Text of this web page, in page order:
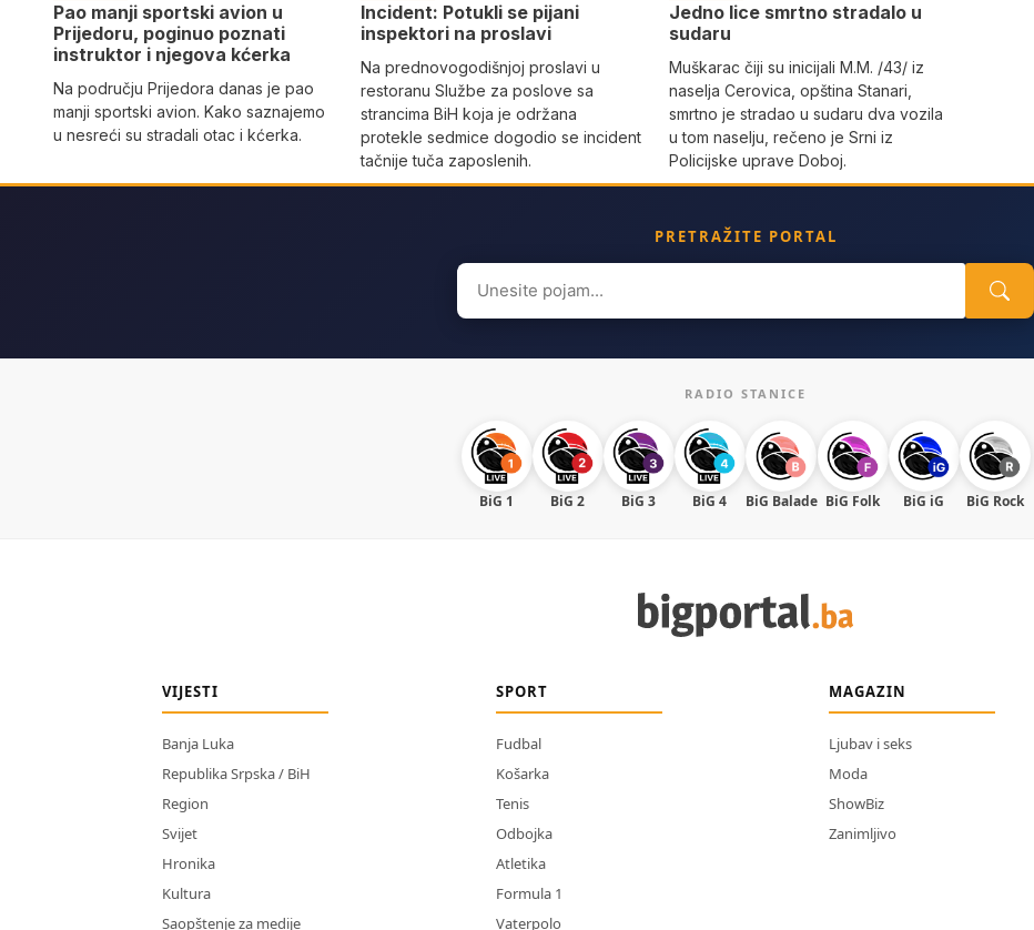
Pao manji sportski avion u
Prijedoru, poginuo poznati
instruktor i njegova kćerka
Na području Prijedora danas je pao
manji sportski avion. Kako saznajemo
u nesreći su stradali otac i kćerka.
Incident: Potukli se pijani
inspektori na proslavi
Na prednovogodišnjoj proslavi u
restoranu Službe za poslove sa
strancima BiH koja je održana
protekle sedmice dogodio se incident
tačnije tuča zaposlenih.
Јedno lice smrtno stradalo u
sudaru
Muškarac čiji su inicijali M.M. /43/ iz
naselja Cerovica, opština Stanari,
smrtno je stradao u sudaru dva vozila
u tom naselju, rečeno je Srni iz
Policijske uprave Doboj.
PRETRAŽITE PORTAL
Search
for:
RADIO STANICE
BiG 1 BiG 2 BiG 3 BiG 4 BiG Balade BiG Folk BiG iG BiG Rock
VIJESTI
Banja Luka
Republika Srpska / BiH
Region
Svijet
Hronika
Kultura
Saopštenje za medije
SPORT
Fudbal
Košarka
Tenis
Odbojka
Atletika
Formula 1
Vaterpolo
MAGAZIN
Ljubav i seks
Moda
ShowBiz
Zanimljivo